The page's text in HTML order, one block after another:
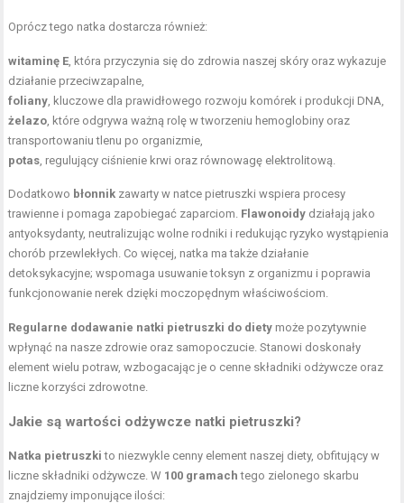
Oprócz tego natka dostarcza również:
witaminę E , która przyczynia się do zdrowia naszej skóry oraz wykazuje
działanie przeciwzapalne
foliany , kluczowe dla prawidłowego rozwoju komórek i produkcji DNA,
żelazo , które odgrywa ważną rolę w tworzeniu hemoglobiny oraz
transportowaniu tlenu po organizmie,
potas , regulujący ciśnienie krwi oraz równowagę elektrolitową.
Dodatkowo błonnik zawarty w natce pietruszki wspiera procesy
trawienne i pomaga zapobiegać zaparciom. Flawonoidy działają jako
antyoksydanty, neutralizując wolne rodniki i redukując ryzyko wystąpienia
chorób przewlekłych. Co więcej, natka ma także działanie
detoksykacyjne; wspomaga usuwanie toksyn z organizmu i poprawia
funkcjonowanie nerek dzięki moczopędnym właściwościom.
Regularne dodawanie natki pietruszki do diety może pozytywnie
wpłynąć na nasze zdrowie oraz samopoczucie. Stanowi doskonały
element wielu potraw, wzbogacając je o cenne składniki odżywcze oraz
liczne korzyści zdrowotne.
Jakie są wartości odżywcze natki pietruszki?
Natka pietruszki to niezwykle cenny element naszej diety, obfitujący w
liczne składniki odżywcze. W 100 gramach tego zielonego skarbu
znajdziemy imponujące ilości: